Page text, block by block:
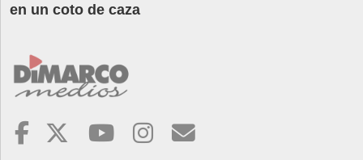
en un coto de caza